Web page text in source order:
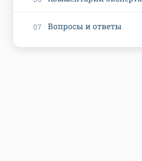
Вопросы и ответы